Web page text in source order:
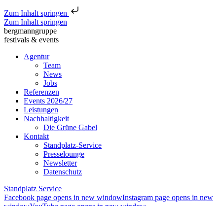
Zum Inhalt springen
Zum Inhalt springen
bergmanngruppe
festivals & events
Agentur
Team
News
Jobs
Referenzen
Events 2026/27
Leistungen
Nachhaltigkeit
Die Grüne Gabel
Kontakt
Standplatz-Service
Presselounge
Newsletter
Datenschutz
Standplatz Service
Facebook page opens in new windowInstagram page opens in new